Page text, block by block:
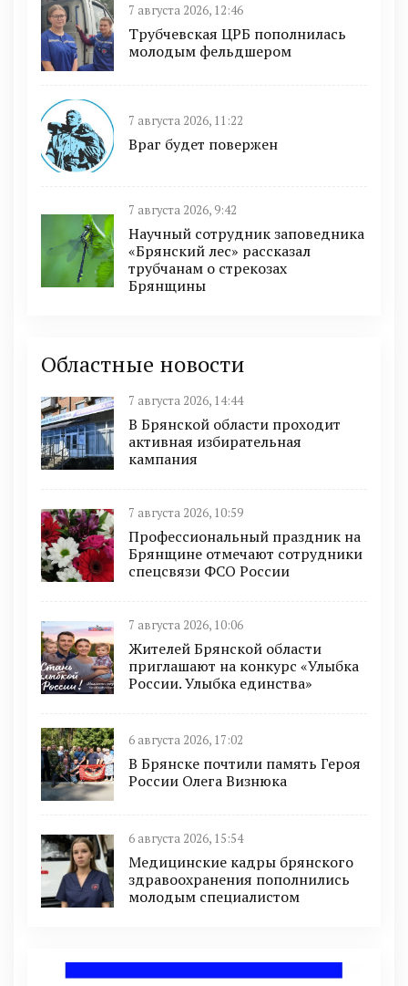
7 августа 2026, 12:46
Трубчевская ЦРБ пополнилась
молодым фельдшером
7 августа 2026, 11:22
Враг будет повержен
7 августа 2026, 9:42
Научный сотрудник заповедника
«Брянский лес» рассказал
трубчанам о стрекозах
Брянщины
Областные новости
7 августа 2026, 14:44
В Брянской области проходит
активная избирательная
кампания
7 августа 2026, 10:59
Профессиональный праздник на
Брянщине отмечают сотрудники
спецсвязи ФСО России
7 августа 2026, 10:06
Жителей Брянской области
приглашают на конкурс «Улыбка
России. Улыбка единства»
6 августа 2026, 17:02
В Брянске почтили память Героя
России Олега Визнюка
6 августа 2026, 15:54
Медицинские кадры брянского
здравоохранения пополнились
молодым специалистом